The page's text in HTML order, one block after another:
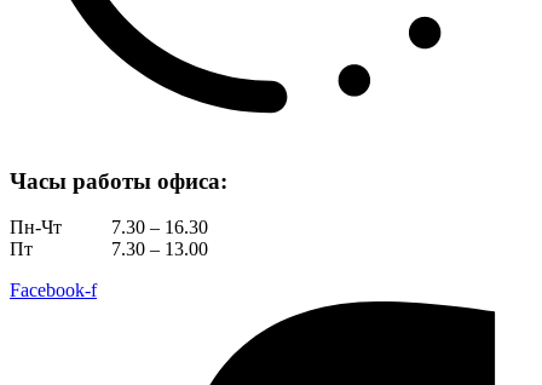
Часы работы офиса:
Пн-Чт
7.30 – 16.30
Пт
7.30 – 13.00
Facebook-f